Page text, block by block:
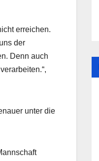
erreichen.
der
Denn auch
unter die